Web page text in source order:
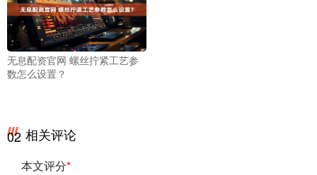
无息配资官网 螺丝拧紧工艺参
数怎么设置？
02 相关评论
本文评分*